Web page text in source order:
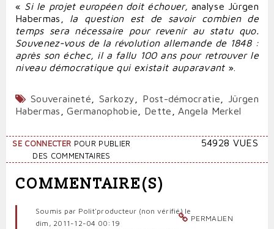
« Si le projet européen doit échouer, analyse Jürgen
Habermas, la question est de savoir combien de
temps sera nécessaire pour revenir au statu quo.
Souvenez-vous de la révolution allemande de 1848 :
après son échec, il a fallu 100 ans pour retrouver le
niveau démocratique qui existait auparavant».
Souveraineté Sarkozy Post-démocratie
Jürgen
Habermas ,Germanophobie Dette Angela Merkel
SE CONNECTER POUR PUBLIER
DES COMMENTAIRES
54928 VUES
COMMENTAIRE(S)
PERMALIEN
Soumis par Polit'producteur (non vérifié)le
dim, 2011-12-04 00:19